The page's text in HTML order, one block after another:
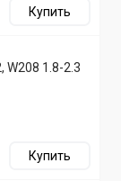
Купить
W208 1.8-2.3
Купить